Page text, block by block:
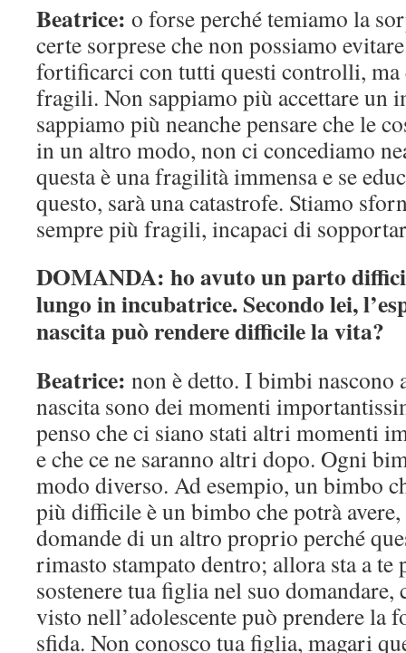
Beatrice: o forse perché temiamo la
certe sorprese che non possiamo
fortificarci con tutti questi controlli, ma
fragili. Non sappiamo più accettare un
sappiamo più neanche pensare che le
in un altro modo, non ci concediamo
questa è una fragilità immensa e se
questo, sarà una catastrofe. Stiamo
sempre più fragili, incapaci di
DOMANDA: ho avuto un parto
lungo in incubatrice. Secondo lei,
nascita può rendere difficile la vita?
Beatrice: non è detto. I bimbi nascono
nascita sono dei momenti
penso che ci siano stati altri momenti
e che ce ne saranno altri dopo. Ogni
modo diverso. Ad esempio, un bimbo
più difficile è un bimbo che potrà
domande di un altro proprio perché
rimasto stampato dentro; allora sta a te
sostenere tua figlia nel suo domandare,
visto nell’adolescente può prendere la
sfida. Non conosco tua figlia, magari